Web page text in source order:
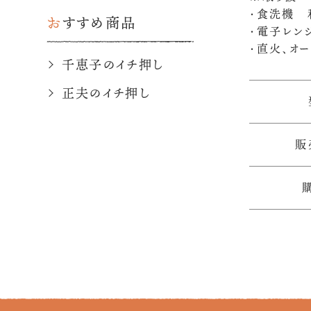
おすすめ商品
千恵子のイチ押し
正夫のイチ押し
・食洗機
・電子レ
・直火、